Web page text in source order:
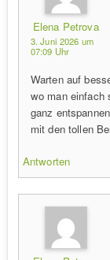
Elena Petrova
3. Juni 2026 um
07:09 Uhr
Warten auf
wo man einfach
ganz
mit den tollen
Antworten